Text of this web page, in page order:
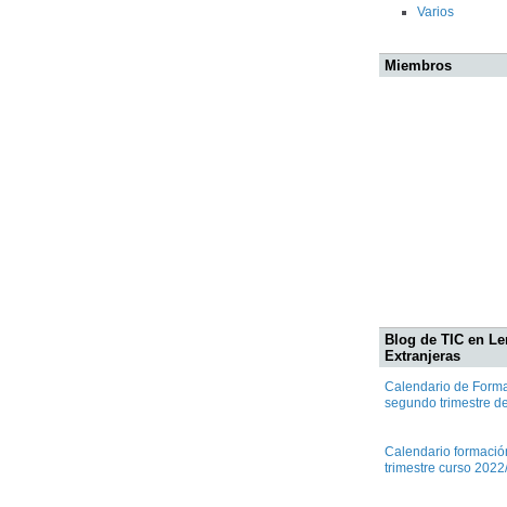
Varios
Miembros
Blog de TIC en
Extranjeras
Calendario de
segundo trimestre
Calendario
trimestre curso